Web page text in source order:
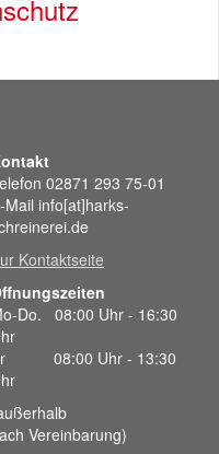
02871 293 75-01
Mail info[at]harks-
Kontaktseite
Do. 08:00 Uhr - 16:30
08:00 Uhr - 13:30
Vereinbarung)